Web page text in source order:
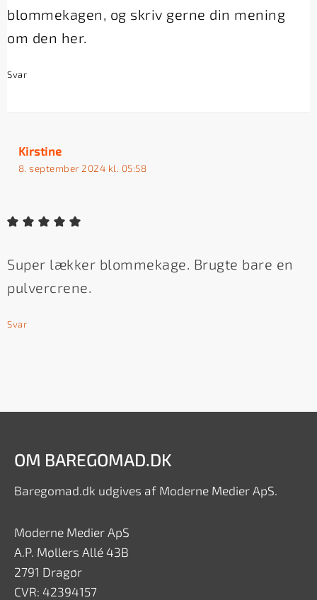
blommekagen, og skriv gerne din mening
om den her.
Svar
Kirstine
8. september 2024 kl. 05:58
Super lækker blommekage. Brugte bare en
pulvercrene.
Svar
OM BAREGOMAD.DK
Baregomad.dk udgives af Moderne Medier ApS.
Moderne Medier ApS
A.P. Møllers Allé 43B
2791 Dragør
CVR: 42394157